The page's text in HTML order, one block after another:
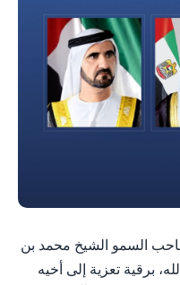
بعث صاحب السمو الشيخ محمد بن
برقية تعزية إلى أخيه